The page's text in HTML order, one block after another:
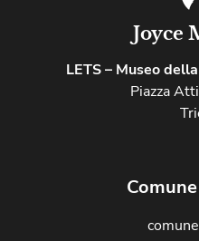
Joyce
LETS – Museo
Piazza